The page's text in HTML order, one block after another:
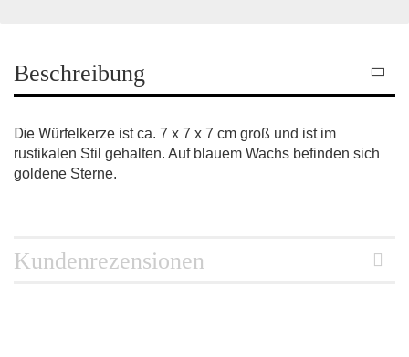
Beschreibung
Die Würfelkerze ist ca. 7 x 7 x 7 cm groß und ist im
rustikalen Stil gehalten. Auf blauem Wachs befinden sich
goldene Sterne.
Kundenrezensionen